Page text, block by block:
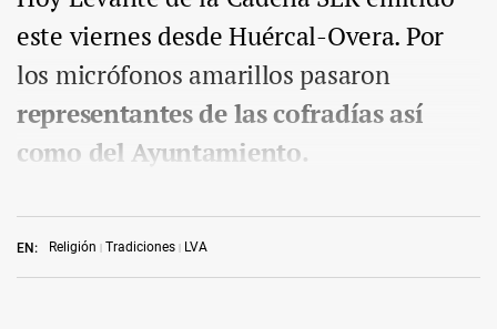
EN: Religión Tradiciones LVA
este viernes desde Huércal-Overa. Por
los micrófonos amarillos pasaron
representantes de las cofradías así
como del Ayuntamiento.